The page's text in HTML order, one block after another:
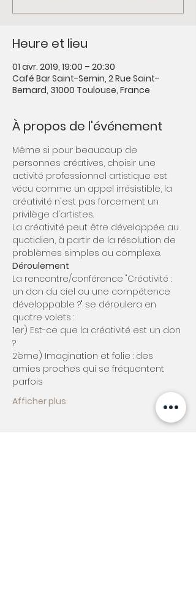
Heure et lieu
01 avr. 2019, 19:00 – 20:30
Café Bar Saint-Sernin, 2 Rue Saint-
Bernard, 31000 Toulouse, France
À propos de l'événement
Même si pour beaucoup de
personnes créatives, choisir une
activité professionnel artistique est
vécu comme un appel irrésistible, la
créativité n'est pas forcement un
privilège d'artistes.
La créativité peut être développée au
quotidien, à partir de la résolution de
problèmes simples ou complexe.
Déroulement
La rencontre/conférence "Créativité :
un don du ciel ou une compétence
développable ?" se déroulera en
quatre volets :
1er) Est-ce que la créativité est un don
?
​2ème) Imagination et folie : des
amies proches qui se fréquentent
parfois
Afficher plus